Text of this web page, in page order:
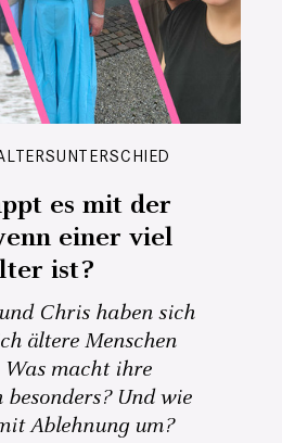
es mit der
einer viel
ist?
Chris haben sich
ältere Menschen
macht ihre
besonders? Und wie
Ablehnung um?